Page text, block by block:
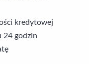
kredytowej
24 godzin